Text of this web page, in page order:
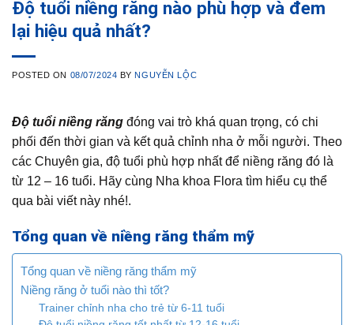
Độ tuổi niềng răng nào phù hợp và đem
lại hiệu quả nhất?
POSTED ON 08/07/2024 BYNGUYỄN LỘC
Độ tuổi niềng răng đóng vai trò khá quan trọng, có chi
phối đến thời gian và kết quả chỉnh nha ở mỗi người. Theo
các Chuyên gia, độ tuổi phù hợp nhất để niềng răng đó là
từ 12 – 16 tuổi. Hãy cùng Nha khoa Flora tìm hiểu cụ thể
qua bài viết này nhé!.
Tổng quan về niềng răng thẩm mỹ
Tổng quan về niềng răng thẩm mỹ
Niềng răng ở tuổi nào thì tốt?
Trainer chỉnh nha cho trẻ từ 6-11 tuổi